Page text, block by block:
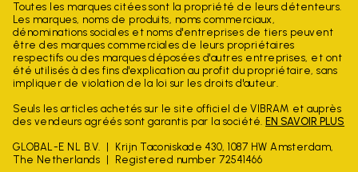
Toutes les marques citées sont la propriété de leurs détenteurs.
Les marques, noms de produits, noms commerciaux,
dénominations sociales et noms d'entreprises de tiers peuvent
être des marques commerciales de leurs propriétaires
respectifs ou des marques déposées d'autres entreprises, et ont
été utilisés à des fins d'explication au profit du propriétaire, sans
impliquer de violation de la loi sur les droits d'auteur.
Seuls les articles achetés sur le site officiel de VIBRAM et auprès
des vendeurs agréés sont garantis par la société. EN SAVOIR PLUS
GLOBAL-E NL B.V.
Krijn Taconiskade 430, 1087 HW Amsterdam,
The Netherlands
Registered number 72541466